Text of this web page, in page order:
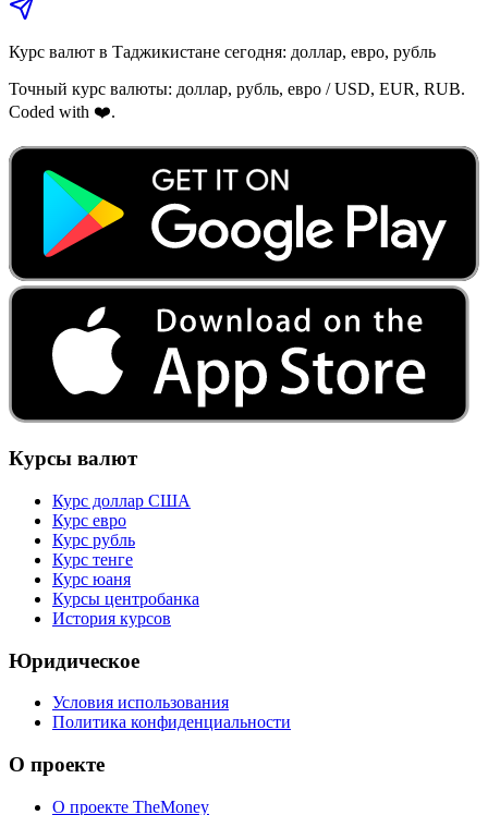
Курс валют в Таджикистане сегодня: доллар, евро, рубль
Точный курс валюты: доллар, рубль, евро / USD, EUR, RUB.
Coded with ❤️.
Курсы валют
Курс доллар США
Курс евро
Курс рубль
Курс тенге
Курс юаня
Курсы центробанка
История курсов
Юридическое
Условия использования
Политика конфиденциальности
О проекте
О проекте TheMoney